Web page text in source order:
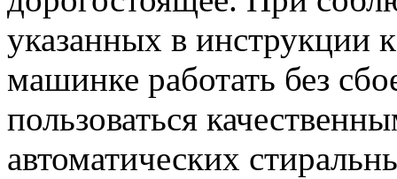
указанных в инструкции
машинке работать без
пользоваться
автоматических